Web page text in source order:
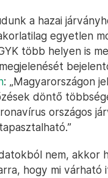
a hazai
egyetlen
több helyen is
: „Magyarországon
döntő
országos
nem, akkor
hogy mi várható